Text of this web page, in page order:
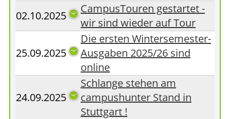
02.10.2025
CampusTouren gestartet -
wir sind wieder auf Tour
25.09.2025
Die ersten Wintersemester-
Ausgaben 2025/26 sind
online
24.09.2025
Schlange stehen am
campushunter Stand in
Stuttgart !